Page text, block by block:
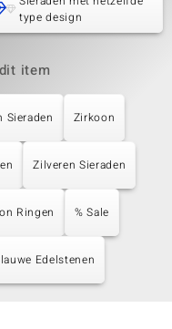
type design
item
Sieraden Zirkoon
Zilveren Sieraden
Ringen % Sale
Edelstenen